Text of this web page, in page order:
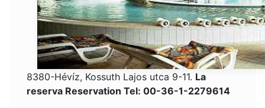
8380-Hévíz, Kossuth Lajos utca 9-11. La
reserva Reservation Tel: 00-36-1-2279614